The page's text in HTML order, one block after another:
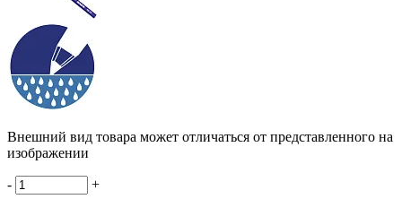
Внешний вид товара может отличаться от представленного на
изображении
- +